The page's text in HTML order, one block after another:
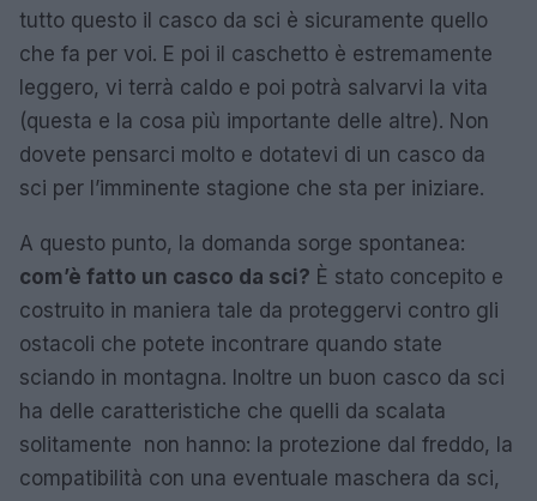
tutto questo il casco da sci è sicuramente quello
che fa per voi. E poi il caschetto è estremamente
leggero, vi terrà caldo e poi potrà salvarvi la vita
(questa e la cosa più importante delle altre). Non
dovete pensarci molto e dotatevi di un casco da
sci per l’imminente stagione che sta per iniziare.
A questo punto, la domanda sorge spontanea:
com’è fatto un casco da sci? È stato concepito e
costruito in maniera tale da proteggervi contro gli
ostacoli che potete incontrare quando state
sciando in montagna. Inoltre un buon casco da sci
ha delle caratteristiche che quelli da scalata
solitamente non hanno: la protezione dal freddo, la
compatibilità con una eventuale maschera da sci,